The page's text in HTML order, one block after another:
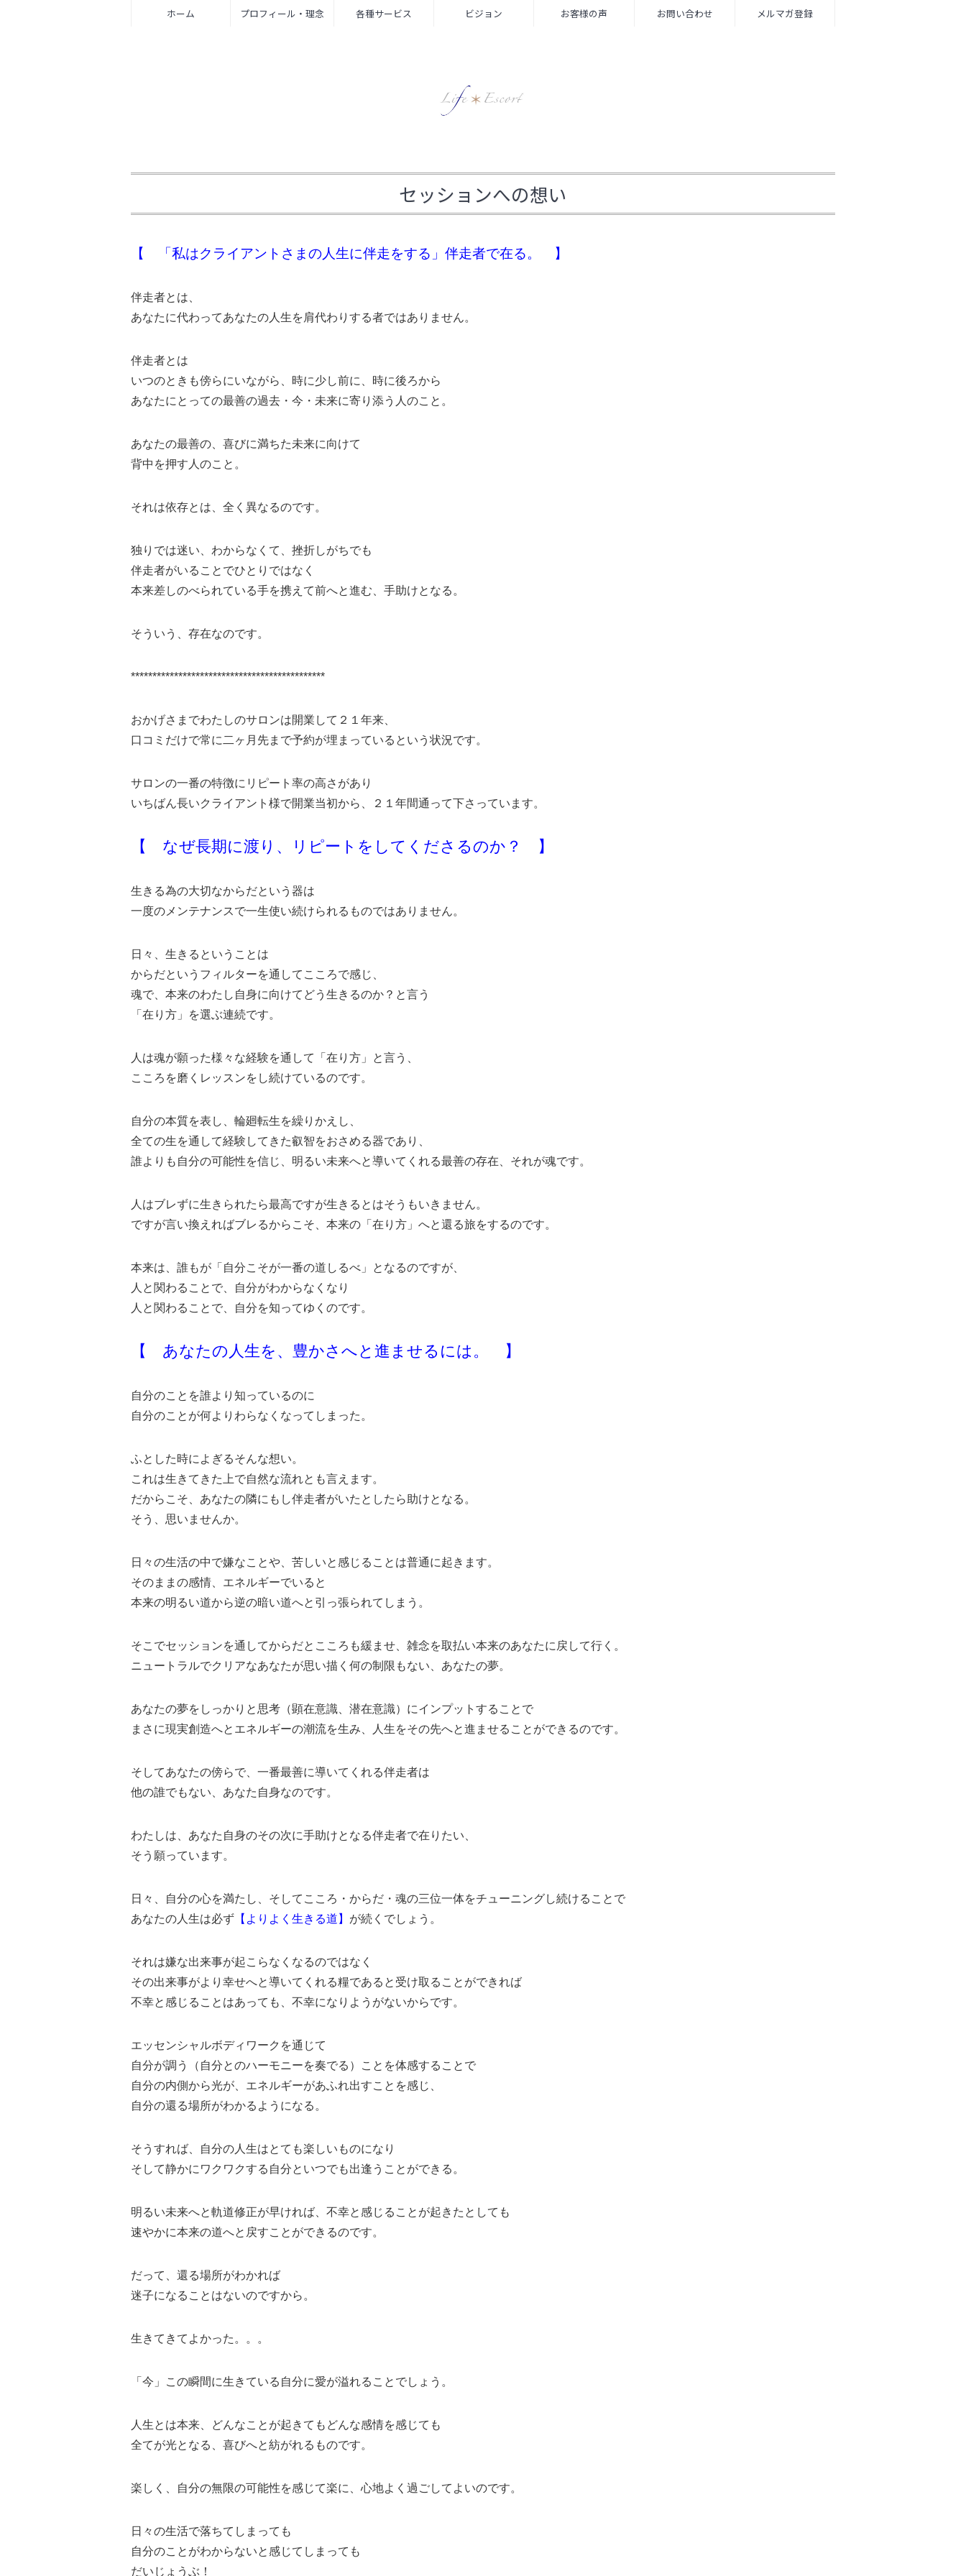
ホーム プロフィール・理念 各種サービス ビジョン お客様の声 お問い合わせ メルマガ登録
セッションへの想い
【 「私はクライアントさまの人生に伴走をする」伴走者で在る。 】
伴走者とは、
あなたに代わってあなたの人生を肩代わりする者ではありません。
伴走者とは
いつのときも傍らにいながら、時に少し前に、時に後ろから
あなたにとっての最善の過去・今・未来に寄り添う人のこと。
あなたの最善の、喜びに満ちた未来に向けて
背中を押す人のこと。
それは依存とは、全く異なるのです。
独りでは迷い、わからなくて、挫折しがちでも
伴走者がいることでひとりではなく
本来差しのべられている手を携えて前へと進む、手助けとなる。
そういう、存在なのです。
*********************************************
おかげさまでわたしのサロンは開業して２１年来、
口コミだけで常に二ヶ月先まで予約が埋まっているという状況です。
サロンの一番の特徴にリピート率の高さがあり
いちばん長いクライアント様で開業当初から、２１年間通って下さっています。
【 なぜ長期に渡り、リピートをしてくださるのか？ 】
生きる為の大切なからだという器は
一度のメンテナンスで一生使い続けられるものではありません。
日々、生きるということは
からだというフィルターを通してこころで感じ、
魂で、本来のわたし自身に向けてどう生きるのか？と言う
「在り方」を選ぶ連続です。
人は魂が願った様々な経験を通して「在り方」と言う、
こころを磨くレッスンをし続けているのです。
自分の本質を表し、輪廻転生を繰りかえし、
全ての生を通して経験してきた叡智をおさめる器であり、
誰よりも自分の可能性を信じ、明るい未来へと導いてくれる最善の存在、それが魂です。
人はブレずに生きられたら最高ですが生きるとはそうもいきません。
ですが言い換えればブレるからこそ、本来の「在り方」へと還る旅をするのです。
本来は、誰もが「自分こそが一番の道しるべ」となるのですが、
人と関わることで、自分がわからなくなり
人と関わることで、自分を知ってゆくのです。
【 あなたの人生を、豊かさへと進ませるには。 】
自分のことを誰より知っているのに
自分のことが何よりわらなくなってしまった。
ふとした時によぎるそんな想い。
これは生きてきた上で自然な流れとも言えます。
だからこそ、あなたの隣にもし伴走者がいたとしたら助けとなる。
そう、思いませんか。
日々の生活の中で嫌なことや、苦しいと感じることは普通に起きます。
そのままの感情、エネルギーでいると
本来の明るい道から逆の暗い道へと引っ張られてしまう。
そこでセッションを通してからだとこころも緩ませ、雑念を取払い本来のあなたに戻して行く。
ニュートラルでクリアなあなたが思い描く何の制限もない、あなたの夢。
あなたの夢をしっかりと思考（顕在意識、潜在意識）にインプットすることで
まさに現実創造へとエネルギーの潮流を生み、人生をその先へと進ませることができるのです。
そしてあなたの傍らで、一番最善に導いてくれる伴走者は
他の誰でもない、あなた自身なのです。
わたしは、あなた自身のその次に手助けとなる伴走者で在りたい、
そう願っています。
日々、自分の心を満たし、そしてこころ・からだ・魂の三位一体をチューニングし続けることで
あなたの人生は必ず 【よりよく生きる道】 が続くでしょう。
それは嫌な出来事が起こらなくなるのではなく
その出来事がより幸せへと導いてくれる糧であると受け取ることができれば
不幸と感じることはあっても、不幸になりようがないからです。
エッセンシャルボディワークを通じて
自分が調う（自分とのハーモニーを奏でる）ことを体感することで
自分の内側から光が、エネルギーがあふれ出すことを感じ、
自分の還る場所がわかるようになる。
そうすれば、自分の人生はとても楽しいものになり
そして静かにワクワクする自分といつでも出逢うことができる。
明るい未来へと軌道修正が早ければ、不幸と感じることが起きたとしても
速やかに本来の道へと戻すことができるのです。
だって、還る場所がわかれば
迷子になることはないのですから。
生きてきてよかった。。。
「今」この瞬間に生きている自分に愛が溢れることでしょう。
人生とは本来、どんなことが起きてもどんな感情を感じても
全てが光となる、喜びへと紡がれるものです。
楽しく、自分の無限の可能性を感じて楽に、心地よく過ごしてよいのです。
日々の生活で落ちてしまっても
自分のことがわからないと感じてしまっても
だいじょうぶ！